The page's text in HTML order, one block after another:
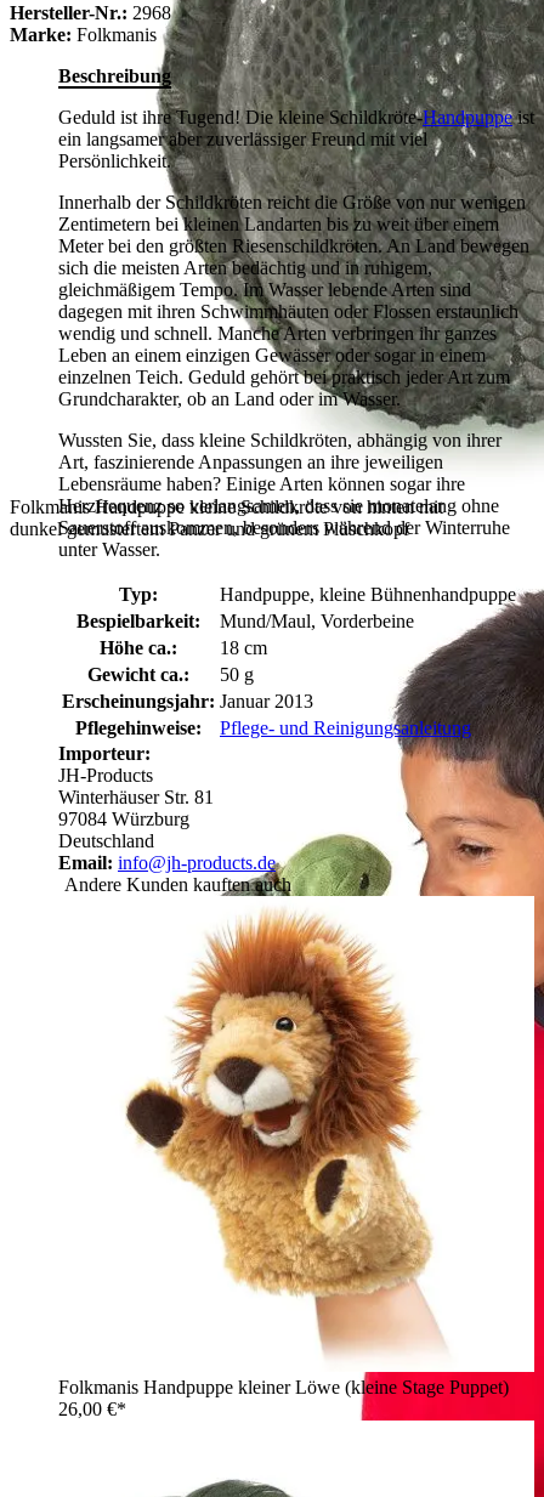
Folkmanis Handpuppe kleine Schildkröte von hinten mit
dunkel gemustertem Panzer und grünem Plüschkopf
Hersteller-Nr.: 2968
Marke: Folkmanis
Beschreibung
Geduld ist ihre Tugend! Die kleine Schildkröte-Handpuppeist
ein langsamer aber zuverlässiger Freund mit viel
Persönlichkeit.
Innerhalb der Schildkröten reicht die Größe von nur wenigen
Zentimetern bei kleinen Landarten bis zu weit über einem
Meter bei den größten Riesenschildkröten. An Land bewegen
sich die meisten Arten bedächtig und in ruhigem,
gleichmäßigem Tempo. Im Wasser lebende Arten sind
dagegen mit ihren Schwimmhäuten oder Flossen erstaunlich
wendig und schnell. Manche Arten verbringen ihr ganzes
Leben an einem einzigen Gewässer oder sogar in einem
einzelnen Teich. Geduld gehört bei praktisch jeder Art zum
Grundcharakter, ob an Land oder im Wasser.
Wussten Sie, dass kleine Schildkröten, abhängig von ihrer
Art, faszinierende Anpassungen an ihre jeweiligen
Lebensräume haben? Einige Arten können sogar ihre
Herzfrequenz so verlangsamen, dass sie monatelang ohne
Sauerstoff auskommen, besonders während der Winterruhe
unter Wasser.
Typ:
Handpuppe, kleine Bühnenhandpuppe
Bespielbarkeit:
Mund/Maul, Vorderbeine
Höhe ca.:
18 cm
Gewicht ca.:
50 g
Erscheinungsjahr: Januar 2013
Pflegehinweise:
Pflege- und Reinigungsanleitung
Importeur:
JH-Products
Winterhäuser Str. 81
97084 Würzburg
Deutschland
Email: info@jh-products.de
Andere Kunden kauften auch
Folkmanis Handpuppe kleiner Löwe (kleine Stage Puppet)
26,00 €*